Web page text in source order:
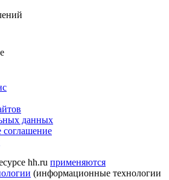
данных
соглашение
hh.ru применяются
(информационные технологии